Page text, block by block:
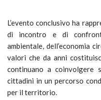
L’evento conclusivo ha
di incontro e di
ambientale, dell’economia
valori che da anni
continuano a coinvolgere
cittadini in un percorso
per il territorio.